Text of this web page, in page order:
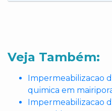
Veja Também:
Impermeabilizacao
quimica em
Impermeabilizacao